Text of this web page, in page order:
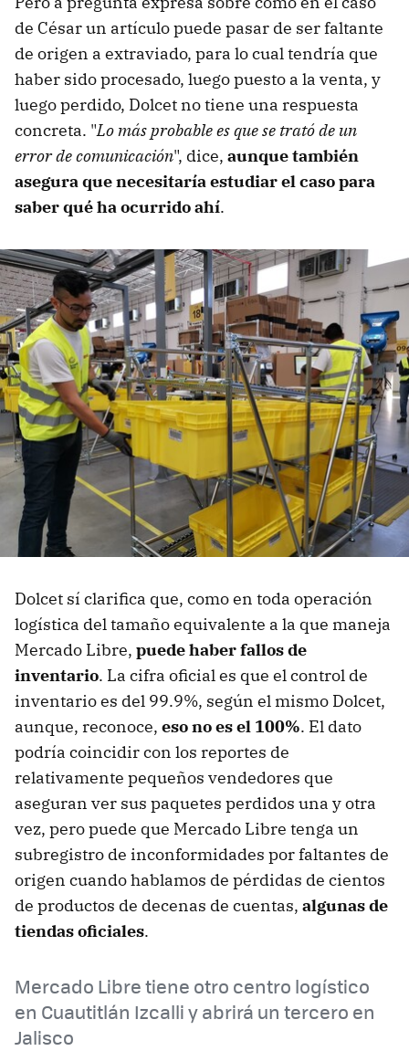
de César un artículo puede pasar de ser faltante
de origen a extraviado, para lo cual tendría que
haber sido procesado, luego puesto a la venta, y
luego perdido, Dolcet no tiene una respuesta
concreta. "Lo más probable es que se trató de un
error de comunicación", dice, aunque también
asegura que necesitaría estudiar el caso para
saber qué ha ocurrido ahí.
Dolcet sí clarifica que, como en toda operación
logística del tamaño equivalente a la que maneja
Mercado Libre, puede haber fallos de
inventario. La cifra oficial es que el control de
inventario es del 99.9%, según el mismo Dolcet,
aunque, reconoce, eso no es el 100%. El dato
podría coincidir con los reportes de
relativamente pequeños vendedores que
aseguran ver sus paquetes perdidos una y otra
vez, pero puede que Mercado Libre tenga un
subregistro de inconformidades por faltantes de
origen cuando hablamos de pérdidas de cientos
de productos de decenas de cuentas, algunas de
tiendas oficiales.
Mercado Libre tiene otro centro logístico
en Cuautitlán Izcalli y abrirá un tercero en
Jalisco